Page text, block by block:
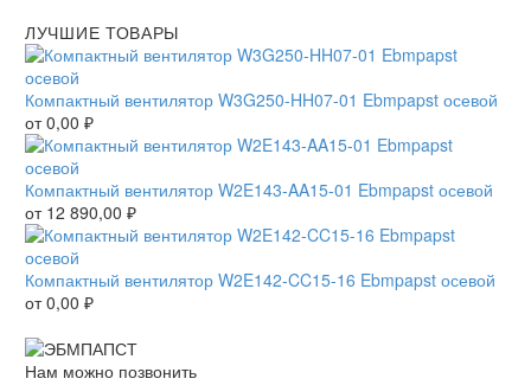
ЛУЧШИЕ ТОВАРЫ
Компактный вентилятор W3G250-HH07-01 Ebmpapst осевой
от0,00 ₽
Компактный вентилятор W2E143-AA15-01 Ebmpapst осевой
от 12 890,00 ₽
Компактный вентилятор W2E142-CC15-16 Ebmpapst осевой
от0,00 ₽
Нам можно позвонить